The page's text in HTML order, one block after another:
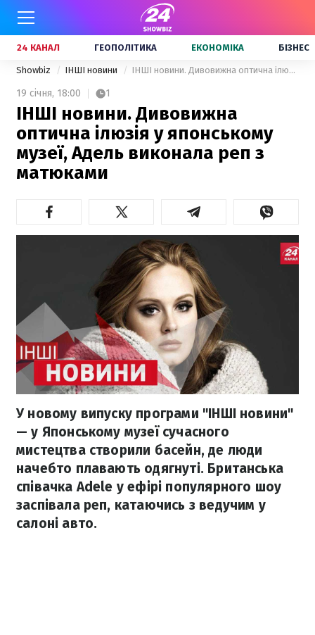
24 КАНАЛ ГЕОПОЛІТИКА ЕКОНОМІКА БІЗНЕС
Showbiz ІНШІ новини ІНШІ новини. Дивовижна оптична ілюзія у японському музеї, Адель виконала реп з матюками
19 січня, 18:00 1
ІНШІ новини. Дивовижна
оптична ілюзія у японському
музеї, Адель виконала реп з
матюками
У новому випуску програми "ІНШІ новини"
— у Японському музеї сучасного
мистецтва створили басейн, де люди
начебто плавають одягнуті. Британська
співачка Adele у ефірі популярного шоу
заспівала реп, катаючись з ведучим у
салоні авто.